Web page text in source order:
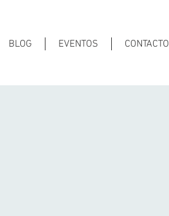
BLOG EVENTOS CONTACTO